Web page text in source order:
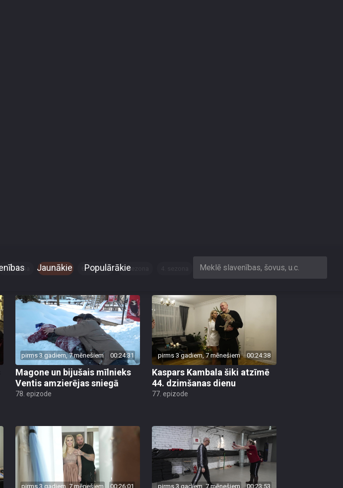
pirms 3 gadiem, 7 mēnešiem 00:24:31
Magone un bijušais mīlnieks
Ventis amzierējas sniegā
78. epizode
pirms 3 gadiem, 7 mēnešiem
Kaspars Kambala šiki atzīmē
44. dzimšanas dienu
77. epizode
pirms 3 gadiem, 7 mēnešiem 00:26:01 pirms 3 gadiem, 7 mēnešiem 00:23:53